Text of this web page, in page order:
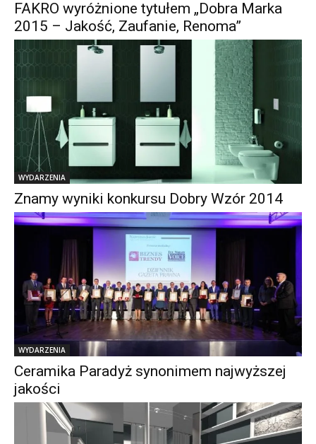
FAKRO wyróżnione tytułem „Dobra Marka
2015 – Jakość, Zaufanie, Renoma”
WYDARZENIA
Znamy wyniki konkursu Dobry Wzór 2014
WYDARZENIA
Ceramika Paradyż synonimem najwyższej
jakości